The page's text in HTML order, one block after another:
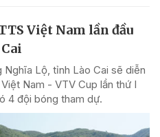
Việt Nam lần đầu
Lộ, tỉnh Lào Cai sẽ diễn
Nam - VTV Cup lần thứ I
4 đội bóng tham dự.